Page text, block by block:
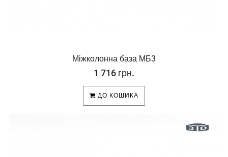
Міжколонна база МБ3
1 716 грн.
ДО КОШИКА